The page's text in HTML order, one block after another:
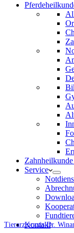
Service
Kontakt
Tierarztpraxis Dr.